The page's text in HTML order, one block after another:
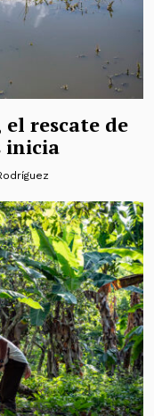
rescate de
inicia